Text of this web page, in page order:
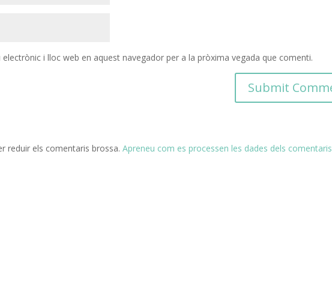
i lloc web en aquest navegador per a la pròxima vegada que comenti.
reduir els comentaris brossa.Apreneu com es processen les dades dels comentaris